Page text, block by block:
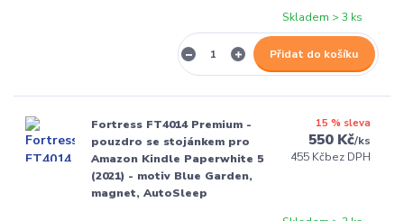
Skladem > 3 ks
Přidat do košíku
Fortress FT4014 Premium -
pouzdro se stojánkem pro
Amazon Kindle Paperwhite 5
(2021) - motiv Blue Garden,
magnet, AutoSleep
15 % sleva
550 Kč/ks
455 Kčbez DPH